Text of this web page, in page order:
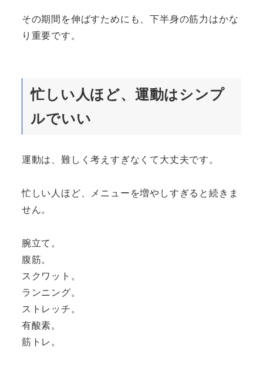
その期間を伸ばすためにも、下半身の筋力はかな
り重要です。
忙しい人ほど、運動はシンプ
ルでいい
運動は、難しく考えすぎなくて大丈夫です。
忙しい人ほど、メニューを増やしすぎると続きま
せん。
腕立て。
腹筋。
スクワット。
ランニング。
ストレッチ。
有酸素。
筋トレ。